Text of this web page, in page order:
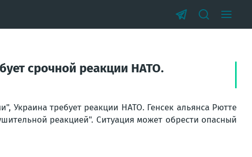
срочной реакции НАТО.
Украина требует реакции НАТО. Генсек альянса Рютте
реакцией". Ситуация может обрести опасный